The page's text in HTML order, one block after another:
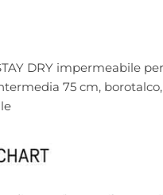
DRY impermeabile
75 cm,